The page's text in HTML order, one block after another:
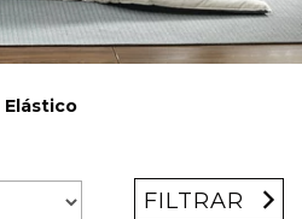
FILTRAR